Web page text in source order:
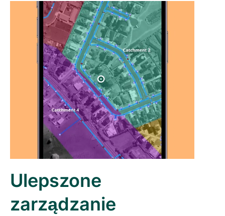
Ulepszone
zarządzanie